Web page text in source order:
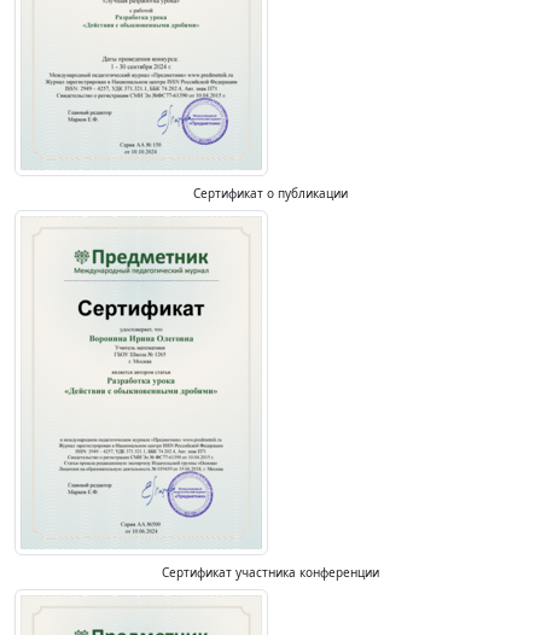
Сертификат о публикации
Сертификат участника конференции